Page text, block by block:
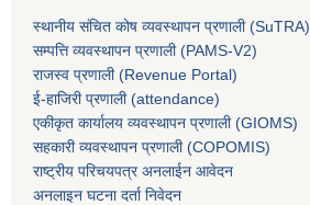
स्थानीय संचित कोष व्यवस्थापन प्रणाली (SuTRA)
सम्पत्ति व्यवस्थापन प्रणाली (PAMS-V2)
राजस्व प्रणाली (Revenue Portal)
ई-हाजिरी प्रणाली (attendance)
एकीकृत कार्यालय व्यवस्थापन प्रणाली (GIOMS)
सहकारी व्यवस्थापन प्रणाली (COPOMIS)
राष्ट्रीय परिचयपत्र अनलाईन आवेदन
अनलाइन घटना दर्ता निवेदन